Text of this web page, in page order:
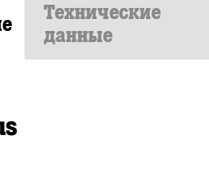
Технические
данные